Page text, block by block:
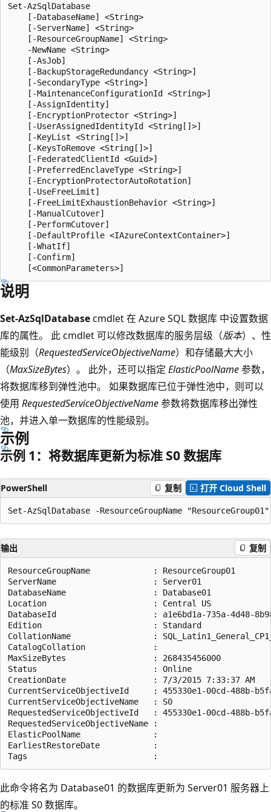
Set-AzSqlDatabase
    [-DatabaseName] <String>
    [-ServerName] <String>
    [-ResourceGroupName] <String>
    -NewName <String>
    [-AsJob]
    [-BackupStorageRedundancy <String>]
    [-SecondaryType <String>]
    [-MaintenanceConfigurationId <String>]
    [-AssignIdentity]
    [-EncryptionProtector <String>]
    [-UserAssignedIdentityId <String[]>]
    [-KeyList <String[]>]
    [-KeysToRemove <String[]>]
    [-FederatedClientId <Guid>]
    [-PreferredEnclaveType <String>]
    [-EncryptionProtectorAutoRotation]
    [-UseFreeLimit]
    [-FreeLimitExhaustionBehavior <String>]
    [-ManualCutover]
    [-PerformCutover]
    [-DefaultProfile <IAzureContextContainer>]
    [-WhatIf]
    [-Confirm]
说明
Set-AzSqlDatabasecmdlet 在 Azure SQL 数据库 中设置数据
库的属性。 此 cmdlet 可以修改数据库的服务层级（版本）、性
能级别（RequestedServiceObjectiveName）和存储最大大小
（MaxSizeBytes）。 此外，还可以指定 ElasticPoolName参数，
将数据库移到弹性池中。 如果数据库已位于弹性池中，则可以
使用 RequestedServiceObjectiveName参数将数据库移出弹性
池，并进入单一数据库的性能级别。
示例
示例 1：将数据库更新为标准 S0 数据库
PowerShell 复制 打开 Cloud Shell
输出 复制
ResourceGroupName             : ResourceGroup01
ServerName                    : Server01
DatabaseName                  : Database01
Location                      : Central US
DatabaseId                    : a1e6bd1a-735a-4d48-
Edition                       : Standard
CollationName                 :
CatalogCollation              :
MaxSizeBytes                  : 268435456000
Status                        : Online
CreationDate                  : 7/3/2015 7:33:37 AM
CurrentServiceObjectiveId     : 455330e1-00cd-488b-
CurrentServiceObjectiveName   : S0
RequestedServiceObjectiveId   : 455330e1-00cd-488b-
RequestedServiceObjectiveName :
ElasticPoolName               :
EarliestRestoreDate           :
此命令将名为 Database01 的数据库更新为 Server01 服务器上
的标准 S0 数据库。